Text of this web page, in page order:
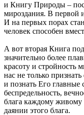
и Книгу Природы –
мироздания. В первой
И на первых порах
человек способен
А вот вторая Книга
значительно более
красоту и стройность
нас не только
и познать Его главные
беспредельность,
блага каждому живому
даянии этого блага.